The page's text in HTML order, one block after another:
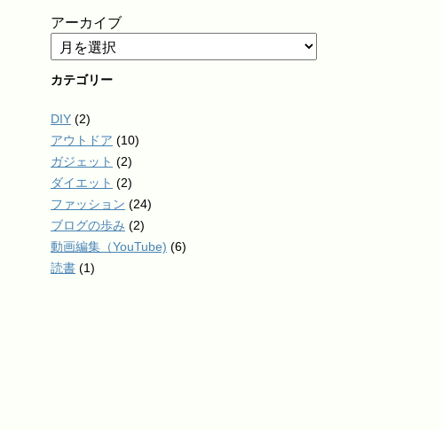
アーカイブ
カテゴリー
DIY (2)
アウトドア (10)
ガジェット (2)
ダイエット (2)
ファッション (24)
ブログの歩み (2)
動画編集（YouTube) (6)
読書 (1)